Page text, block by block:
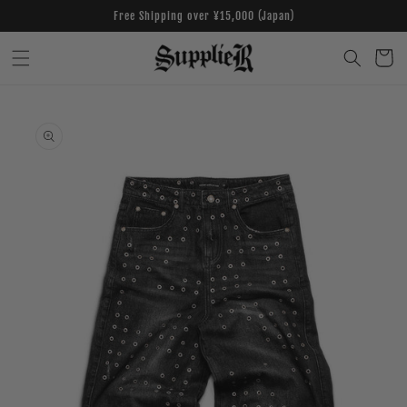
content
Free Shipping over ¥15,000 (Japan)
Cart
product
information